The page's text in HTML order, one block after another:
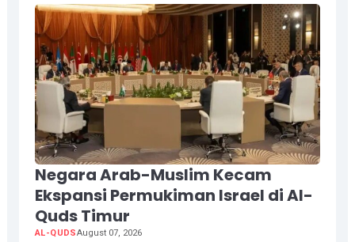
Negara Arab-Muslim Kecam
Ekspansi Permukiman Israel di Al-
Quds Timur
AL-QUDSAugust 07, 2026